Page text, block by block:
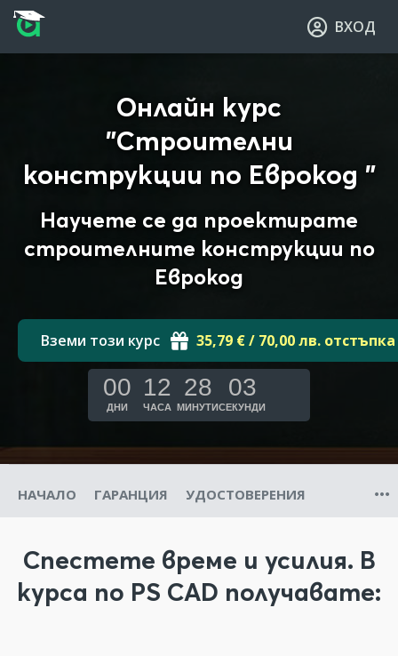
Прескочи към основното съдържание
Прескочи към навигацията
ВХОД
Онлайн курс
"Строителни
конструкции по Еврокод "
Научете се да проектирате
строителните конструкции по
Еврокод
Вземи този курс 35,79 € / 70,00 лв. отстъпка
00
ДНИ
12
ЧАСА
28
МИНУТИ
02
СЕКУНДИ
НАЧАЛО ГАРАНЦИЯ УДОСТОВЕРЕНИЯ
Спестете време и усилия. В
курса по PS CAD получавате: